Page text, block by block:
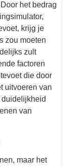
het bedrag
krijg je
zou moeten
zult
factoren
die door
uitvoeren van
van
maar het